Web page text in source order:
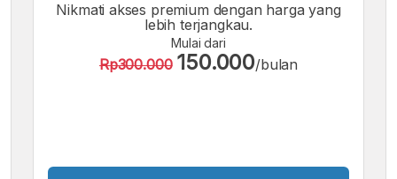
Nikmati akses premium dengan harga yang
lebih terjangkau.
Mulai dari
Rp300.000 150.000/bulan